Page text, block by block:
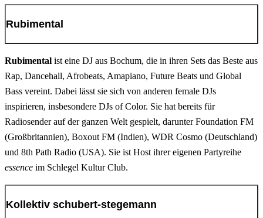
Moderation: Leyla Ercan
19:30
DJ-Set Rubimental
Rubimental schafft mit ihren DJ-Sets neue Klangräume, die sich
irgendwo zwischen Zentrum und Peripherie, Mainstream und
Nische bewegen. Sie präsentiert verschiedene Genres, Perspektiven
und Künstler:innen, lokal wie global. Dabei liegt der Hauptfokus
auf der Musik von FLINTA*-Artists, die in einer männlich-
dominierten Industrie immer noch zu wenig Beachtung erfährt.
Wer gestaltet Stadtraum? Wer gestaltet Raum im Museum? Wessen
Lebensrealitäten werden dabei mitgedacht? Was bleibt unsichtbar?
Karten sind Teil unseres alltäglichen Lebens, sie begegnen uns in
analoger und digitaler Form, als Stadtkarte oder DSW21-Plan. Die
Stadt, das sind wir alle – die Karten von ihr erstellen allerdings nur
wenige. Dabei wird vieles nicht abgebildet, marginalisierte
Perspektiven finden keinen Platz, wodurch viele Raumverständnisse
verschwiegen und unterdrückt werden. Der Workshop diskutiert
Fragen der Raum(re)produktion mit dem Ziel, einen kritischen
Zugang zur Kartierung dieser unterdrückten Raumwahrnehmungen
Rieke Lenz und Niels Kapeller studieren Geographie an der
Rubimental
Rubimental ist eine DJ aus Bochum, die in ihren Sets das Beste aus
Rap, Dancehall, Afrobeats, Amapiano, Future Beats und Global
Bass vereint. Dabei lässt sie sich von anderen female DJs
inspirieren, insbesondere DJs of Color. Sie hat bereits für
Radiosender auf der ganzen Welt gespielt, darunter Foundation FM
(Großbritannien), Boxout FM (Indien), WDR Cosmo (Deutschland)
und 8th Path Radio (USA). Sie ist Host ihrer eigenen Partyreihe
essence im Schlegel Kultur Club.
Kollektiv schubert-stegemann